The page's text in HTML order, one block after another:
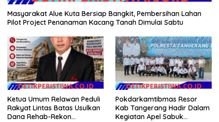
Masyarakat Alue Kuta Bersiap Bangkit, Pembersihan Lahan
Pilot Project Penanaman Kacang Tanah Dimulai Sabtu
Ketua Umum Relawan Peduli
Rakyat Lintas Batas Usulkan
Dana Rehab-Rekon
Pokdarkamtibmas Resor
Kab Tangerang Hadir Dalam
Kegiatan Apel Sabuk